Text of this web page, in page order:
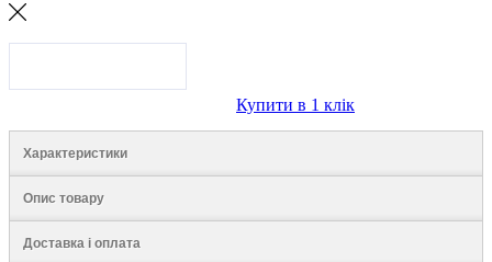
Купити в 1 клік
Характеристики
Опис товару
Доставка і оплата